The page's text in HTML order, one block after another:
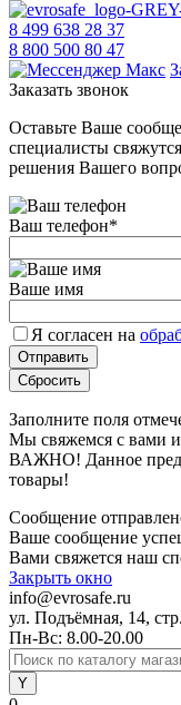
8 499 638 28 37
8 800 500 80 47
Заказать звонок
Оставьте Ваше
специалисты
решения Вашего
Ваш телефон*
Ваше имя
Я согласен на
Заполните поля
Мы свяжемся с вами
ВАЖНО! Данное
товары!
Сообщение
Ваше сообщение
Вами свяжется наш
Закрыть окно
info@evrosafe.ru
ул. Подъёмная, 14,
Пн-Вс: 8.00-20.00